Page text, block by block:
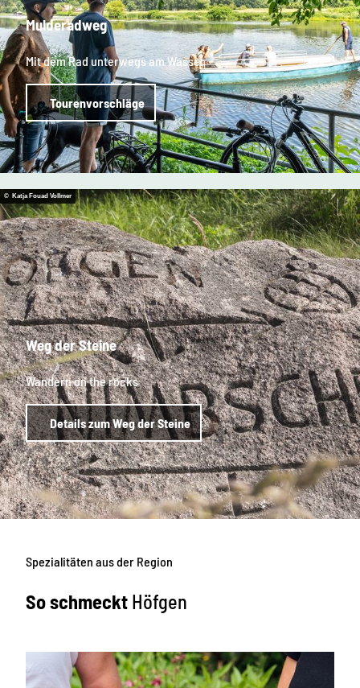
Mulderadweg
Mit dem Rad unterwegs am Wasser
Tourenvorschläge
© Katja Fouad Vollmer
Weg der Steine
Wandern on the rocks
Details zum Weg der Steine
Spezialitäten aus der Region
So schmeckt Höfgen